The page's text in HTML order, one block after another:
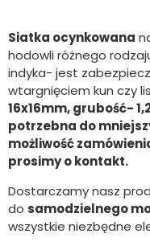
Siatka ocynkowana
hodowli różnego
indyka- jest
wtargnięciem kun czy
16x16mm, grubość-
potrzebna do
możliwość
prosimy o kontakt.
Dostarczamy nasz
do samodzielnego
wszystkie niezbędne